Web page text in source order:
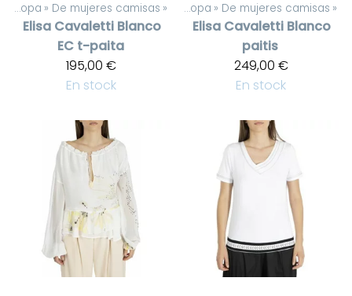
De mujeres ropa ‪» De mujeres camisas ‪»
Elisa Cavaletti Blanco
EC t-paita
195,00 €
En stock
Productos ‪» De mujeres ropa ‪» De mujeres camisas ‪»
Elisa Cavaletti Blanco
paitis
249,00 €
En stock